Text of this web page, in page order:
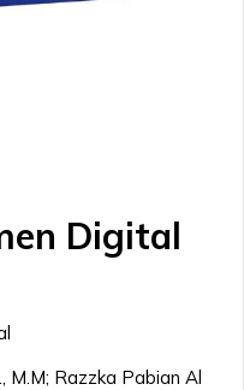
Digital
M.M; Razzka Pabian Al